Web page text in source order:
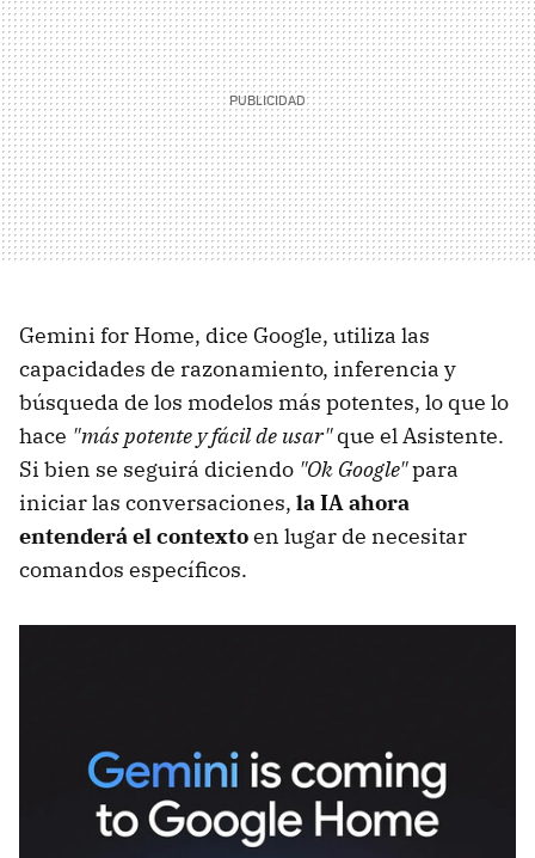
Gemini for Home, dice Google, utiliza las
capacidades de razonamiento, inferencia y
búsqueda de los modelos más potentes, lo que lo
hace "más potente y fácil de usar"que el Asistente.
Si bien se seguirá diciendo "Ok Google"para
iniciar las conversaciones, la IA ahora
entenderá el contextoen lugar de necesitar
comandos específicos.